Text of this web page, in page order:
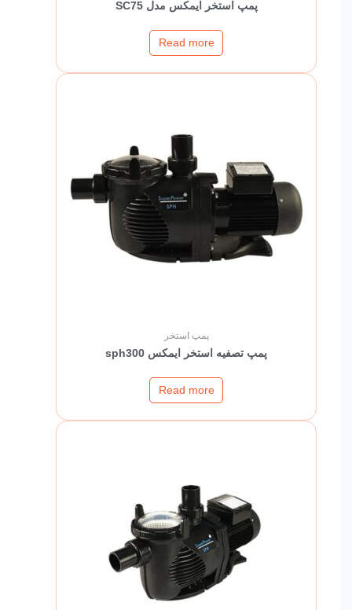
پمپ استخر ایمکس مدل SC75
Read more
پمپ استخر
پمپ تصفیه استخر ایمکس sph300
Read more